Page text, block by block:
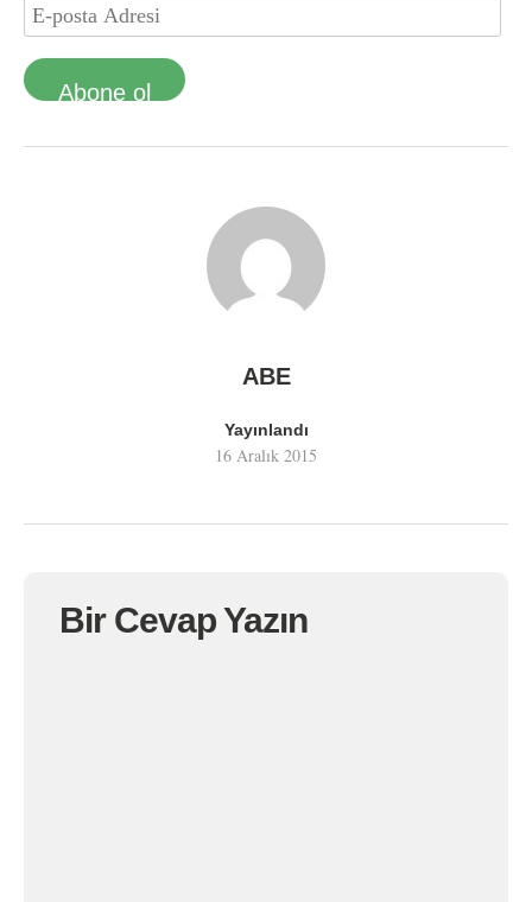
Abone ol
ABE
Yayınlandı
16 Aralık 2015
Bir Cevap Yazın